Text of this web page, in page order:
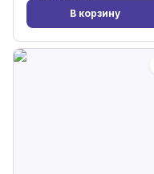
В корзину